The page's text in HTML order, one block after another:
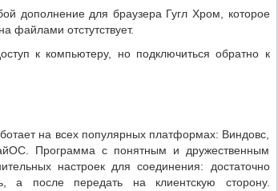
дополнение для браузера Гугл Хром, которое
файлами отстутствует.
к компьютеру, но подключиться обратно к
на всех популярных платформах: Виндовс,
Программа с понятным и дружественным
настроек для соединения: достаточно
а после передать на клиентскую сторону.